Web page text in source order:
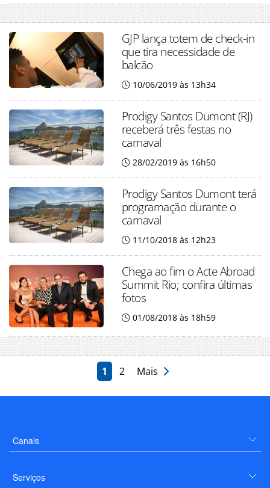
GJP lança totem de check-in
que tira necessidade de
balcão
10/06/2019 às 13h34
Prodigy Santos Dumont (RJ)
receberá três festas no
carnaval
28/02/2019 às 16h50
Prodigy Santos Dumont terá
programação durante o
carnaval
11/10/2018 às 12h23
Chega ao fim o Acte Abroad
Summit Rio; confira últimas
fotos
01/08/2018 às 18h59
1 2 Mais
Canais
Serviços